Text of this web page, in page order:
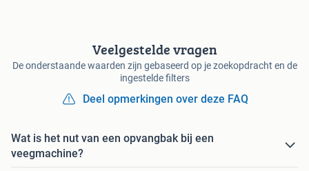
Veelgestelde vragen
De onderstaande waarden zijn gebaseerd op je zoekopdracht en de
ingestelde filters
Deel opmerkingen over deze FAQ
Wat is het nut van een opvangbak bij een
veegmachine?